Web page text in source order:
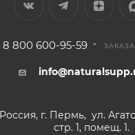
8 800 600-95-59
Россия, г. Пермь, ул.
стр. 1, помещ. 1.